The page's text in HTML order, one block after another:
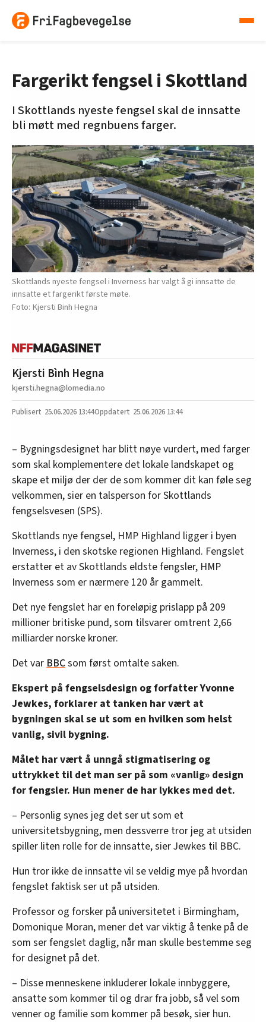
Fargerikt fengsel i Skottland
I Skottlands nyeste fengsel skal de innsatte
bli møtt med regnbuens farger.
Skottlands nyeste fengsel i Inverness har valgt å gi innsatte de
innsatte et fargerikt første møte.
Kjersti Binh Hegna
Kjersti Bình Hegna
kjersti.hegna@lomedia.no
25.06.2026 13:44 25.06.2026 13:44
– Bygningsdesignet har blitt nøye vurdert, med farger
som skal komplementere det lokale landskapet og
skape et miljø der der de som kommer dit kan føle seg
velkommen, sier en talsperson for Skottlands
fengselsvesen (SPS).
Skottlands nye fengsel, HMP Highland ligger i byen
Inverness, i den skotske regionen Highland. Fengslet
erstatter et av Skottlands eldste fengsler, HMP
Inverness som er nærmere 120 år gammelt.
Det nye fengslet har en foreløpig prislapp på 209
millioner britiske pund, som tilsvarer omtrent 2,66
milliarder norske kroner.
Det var BBCsom først omtalte saken.
Ekspert på fengselsdesign og forfatter Yvonne
Jewkes, forklarer at tanken har vært at
bygningen skal se ut som en hvilken som helst
vanlig, sivil bygning.
Målet har vært å unngå stigmatisering og
uttrykket til det man ser på som «vanlig» design
for fengsler. Hun mener de har lykkes med det.
– Personlig synes jeg det ser ut som et
universitetsbygning, men dessverre tror jeg at utsiden
spiller liten rolle for de innsatte, sier Jewkes til BBC.
Hun tror ikke de innsatte vil se veldig mye på hvordan
fengslet faktisk ser ut på utsiden.
Professor og forsker på universitetet i Birmingham,
Domonique Moran, mener det var viktig å tenke på de
som ser fengslet daglig, når man skulle bestemme seg
for designet på det.
– Disse menneskene inkluderer lokale innbyggere,
ansatte som kommer til og drar fra jobb, så vel som
venner og familie som kommer på besøk, sier hun.